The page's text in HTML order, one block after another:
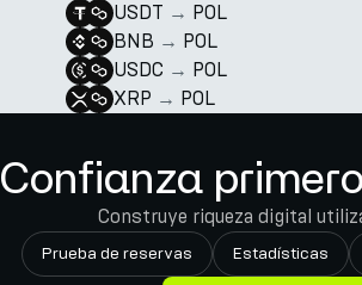
USDT → POL
BNB → POL
USDC → POL
XRP → POL
Confianza
Construye riqueza digital
Prueba de reservas Estadísticas